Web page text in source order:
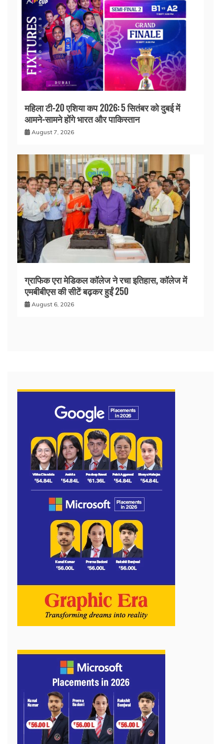
महिला टी-20 एशिया कप 2026: 5 सितंबर को दुबई में
आमने-सामने होंगे भारत और पाकिस्तान
August 7, 2026
ग्राफिक एरा मेडिकल कॉलेज ने रचा इतिहास, कॉलेज में
एमबीबीएस की सीटें बढ़कर हुईं 250
August 6, 2026